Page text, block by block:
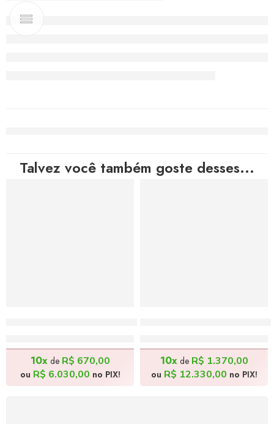
Talvez você também goste desses...
10xde R$ 670,00
ou R$ 6.030,00 no PIX!
10xde R$ 1.370,00
ou R$ 12.330,00 no PIX!